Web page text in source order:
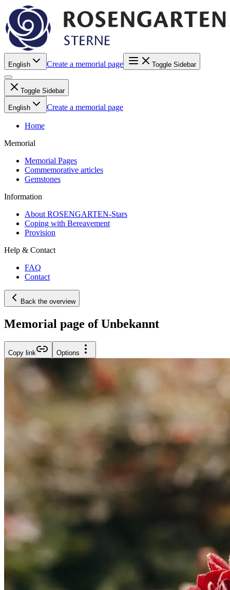
English Create a memorial page Toggle Sidebar
Toggle Sidebar
English Create a memorial page
Home
Memorial
Memorial Pages
Commemorative articles
Gemstones
Information
About ROSENGARTEN-Stars
Coping with Bereavement
Provision
Help & Contact
FAQ
Contact
Back the overview
Memorial page of Unbekannt
Copy link Options